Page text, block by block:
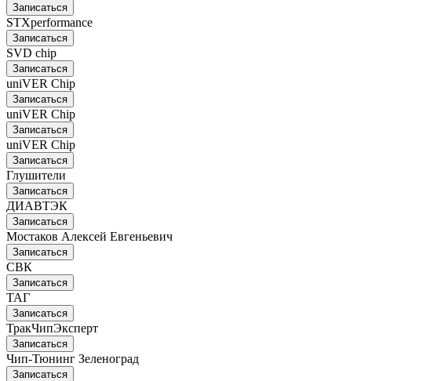
Записаться
STXperformance
Записаться
SVD chip
Записаться
uniVER Chip
Записаться
uniVER Chip
Записаться
uniVER Chip
Записаться
Глушители
Записаться
ДИАВТЭК
Записаться
Мостаков Алексей Евгеньевич
Записаться
СВК
Записаться
ТАГ
Записаться
ТракЧипЭксперт
Записаться
Чип-Тюнинг Зеленоград
Записаться